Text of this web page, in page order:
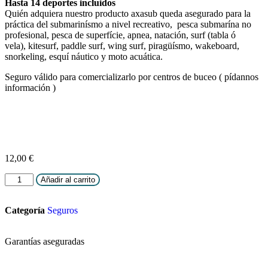
Hasta 14 deportes incluidos
Quién adquiera nuestro producto axasub queda asegurado para la
práctica del submarinísmo a nivel recreativo, pesca submarína no
profesional, pesca de superfície, apnea, natación, surf (tabla ó
vela), kitesurf, paddle surf, wing surf, piragüísmo, wakeboard,
snorkeling, esquí náutico y moto acuática.
Seguro válido para comercializarlo por centros de buceo ( pídannos
información )
12,00 €
Añadir al carrito
Categoría Seguros
Garantías aseguradas